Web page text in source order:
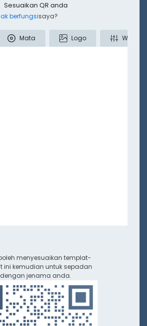
Sesuaikan QR anda
berfungsisaya?
Mata Logo Warna
menyesuaikan templat-
ini kemudian untuk sepadan
dengan jenama anda.